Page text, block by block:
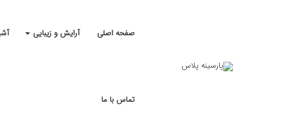
صفحه اصلی آرایش و زیبایی
تماس با ما